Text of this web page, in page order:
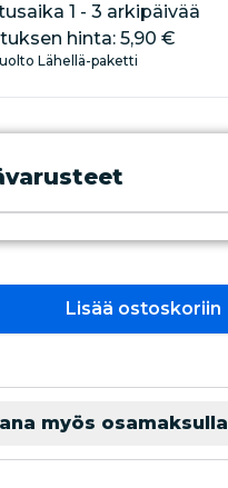
1 - 3 arkipäivää
hinta: 5,90 €
Lähellä-paketti
Lisää ostoskoriin
myös osamaksulla